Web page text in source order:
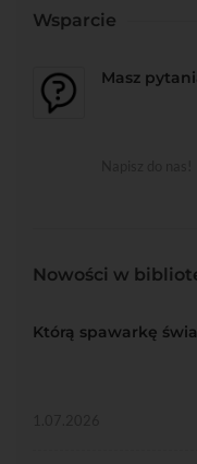
Wsparcie
Masz
Nowości w
Którą spawarkę